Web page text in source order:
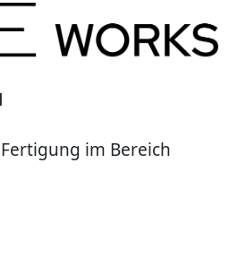
im Bereich